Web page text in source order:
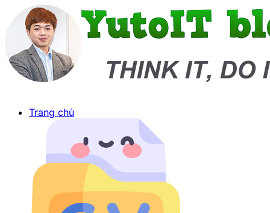
Trang chủ